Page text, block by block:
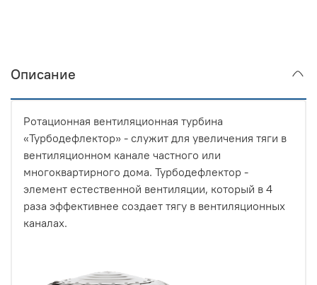
Описание
Ротационная вентиляционная турбина
«Турбодефлектор» - служит для увеличения тяги в
вентиляционном канале частного или
многоквартирного дома. Турбодефлектор -
элемент естественной вентиляции, который в 4
раза эффективнее создает тягу в вентиляционных
каналах.